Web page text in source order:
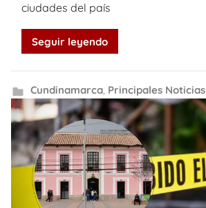
ciudades del país
Seguir leyendo
Cundinamarca, Principales Noticias